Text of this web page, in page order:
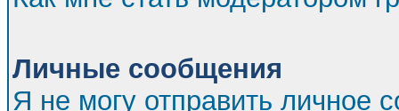
Личные сообщения
Я не могу отправить личное